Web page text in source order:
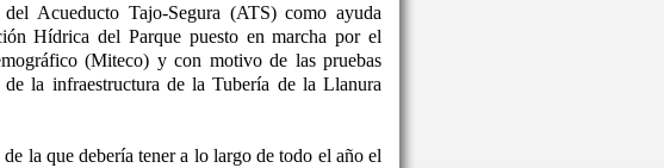
Acueducto Tajo-Segura (ATS) como ayuda
Hídrica del Parque puesto en marcha por el
(Miteco) y con motivo de las pruebas
la infraestructura de la Tubería de la Llanura
la que debería tener a lo largo de todo el año el